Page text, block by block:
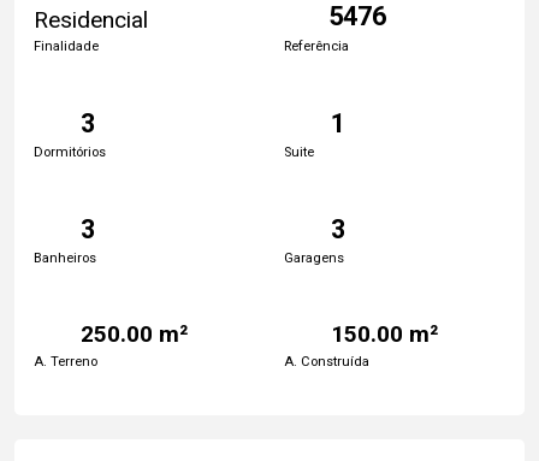
Residencial
Finalidade
5476
Referência
3
Dormitórios
1
Suite
3
Banheiros
3
Garagens
250.00 m²
A. Terreno
150.00 m²
A. Construída